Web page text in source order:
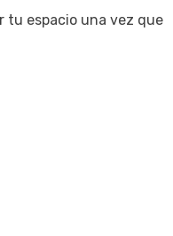
tu espacio una vez que